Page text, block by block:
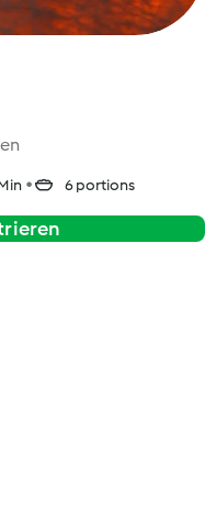
6 portions